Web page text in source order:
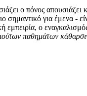
ο πόνος
για έμενα -
ο
παθημάτων